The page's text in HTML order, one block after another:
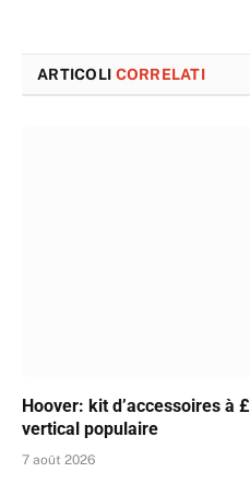
ARTICOLI CORRELATI
Hoover: kit d’accessoires à
vertical populaire
7 août 2026